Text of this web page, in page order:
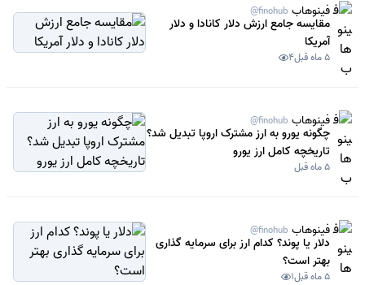
فینوهاب @finohub
مقایسه جامع ارزش دلار کانادا و دلار
آمریکا
5 ماه قبل 4
فینوهاب @finohub
چگونه یورو به ارز مشترک اروپا تبدیل شد؟
تاریخچه کامل ارز یورو
5 ماه قبل
فینوهاب @finohub
دلار یا پوند؟ کدام ارز برای سرمایه گذاری
بهتر است؟
5 ماه قبل 1